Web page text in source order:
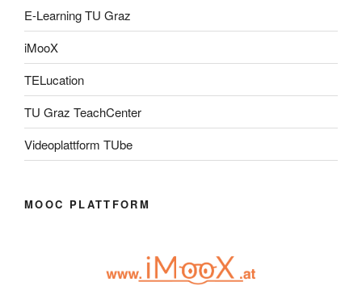
E-Learning TU Graz
iMooX
TELucation
TU Graz TeachCenter
Videoplattform TUbe
MOOC PLATTFORM